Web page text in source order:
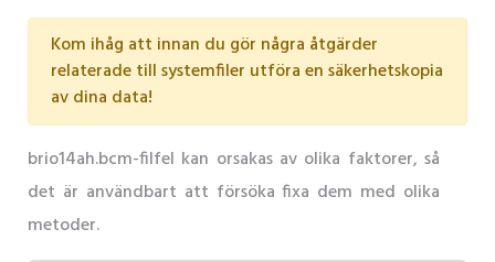
Kom ihåg att innan du gör några åtgärder
relaterade till systemfiler utföra en säkerhetskopia
av dina data!
brio14ah.bcm-filfel kan orsakas av olika faktorer, så
det är användbart att försöka fixa dem med olika
metoder.